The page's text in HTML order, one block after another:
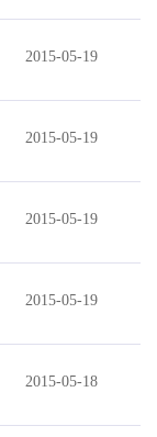
2015-05-19
2015-05-19
2015-05-19
2015-05-19
2015-05-18